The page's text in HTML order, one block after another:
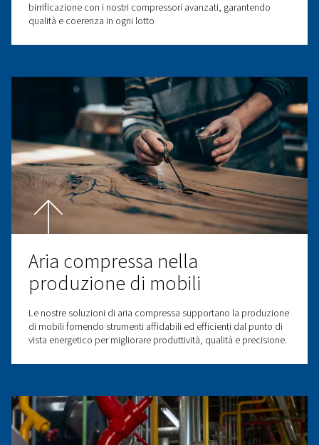
Soluzioni di aria compressa
affidabili per l'agricoltura e
l'allevamento
Forniamo soluzioni di aria compressa avanzate,
per il settore agricolo e dell'allevamento. I nostri
l'efficienza, l'affidabilità e la produttività in varie attività
supportando qualsiasi cosa, dall'irrigazione dei
manutenzione delle attrezzature agricole.